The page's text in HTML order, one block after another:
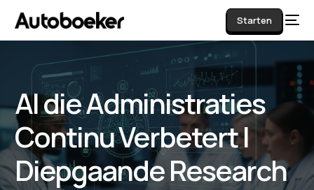
Starten
AI die Administraties
Continu Verbetert |
Diepgaande Research
AI